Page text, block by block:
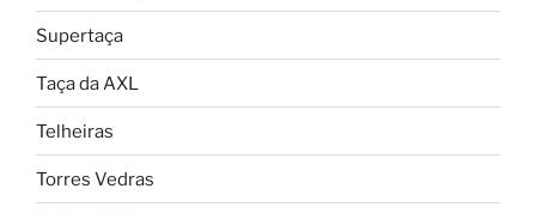
Supertaça
Taça da AXL
Telheiras
Torres Vedras